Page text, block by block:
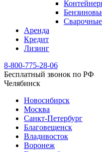
Аренда
Кредит
Лизинг
8-800-775-28-06
Бесплатный звонок по РФ
Челябинск
Новосибирск
Москва
Санкт-Петербург
Благовещенск
Владивосток
Воронеж